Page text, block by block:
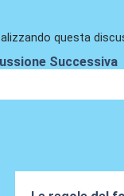
questa
Successiva